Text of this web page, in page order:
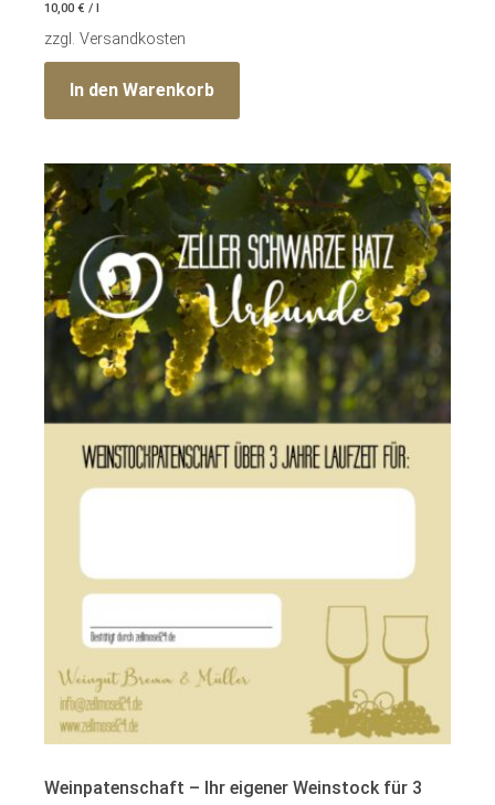
10,00 € /
zzgl. Versandkosten
In den Warenkorb
Weinpatenschaft – Ihr eigener Weinstock für 3